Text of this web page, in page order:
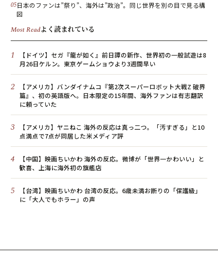
日本のファンは”祭り”、海外は”政治”。同じ世界を別の目で見る構
図
Most Readよく読まれている
1
【ドイツ】セガ『龍が如く』前日譚の新作、世界初の一般試遊は8
月26日ケルン。東京ゲームショウより3週間早い
2
【アメリカ】バンダイナムコ『第2次スーパーロボット大戦Z 破界
篇』、初の英語版へ。日本限定の15年間、海外ファンは有志翻訳
に頼っていた
3
【アメリカ】ヤニねこ 海外の反応は真っ二つ。「汚すぎる」と10
点満点で7点が同居した米メディア評
4
【中国】映画ちいかわ 海外の反応。微博が「世界一かわいい」と
歓喜、上海に海外初の旗艦店
5
【台湾】映画ちいかわ 台湾の反応。6歳未満お断りの「保護級」
に「大人でもホラー」の声